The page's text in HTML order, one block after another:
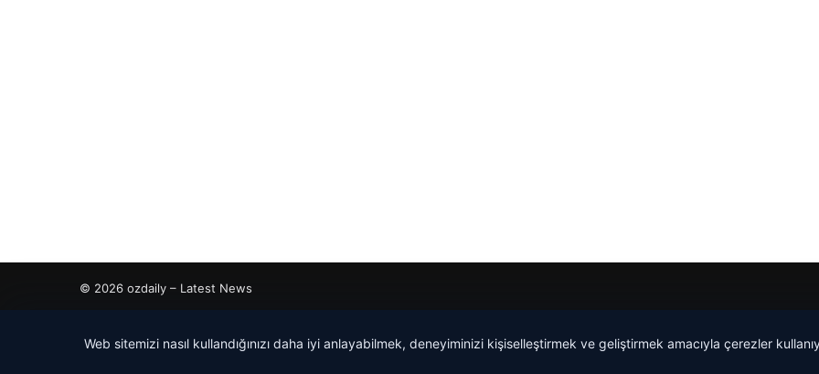
© 2026 ozdaily – Latest News
Web sitemizi nasıl kullandığınızı daha iyi anlayabilmek, deneyiminizi kişiselleştirmek ve geliştirmek amacıyla çerezler